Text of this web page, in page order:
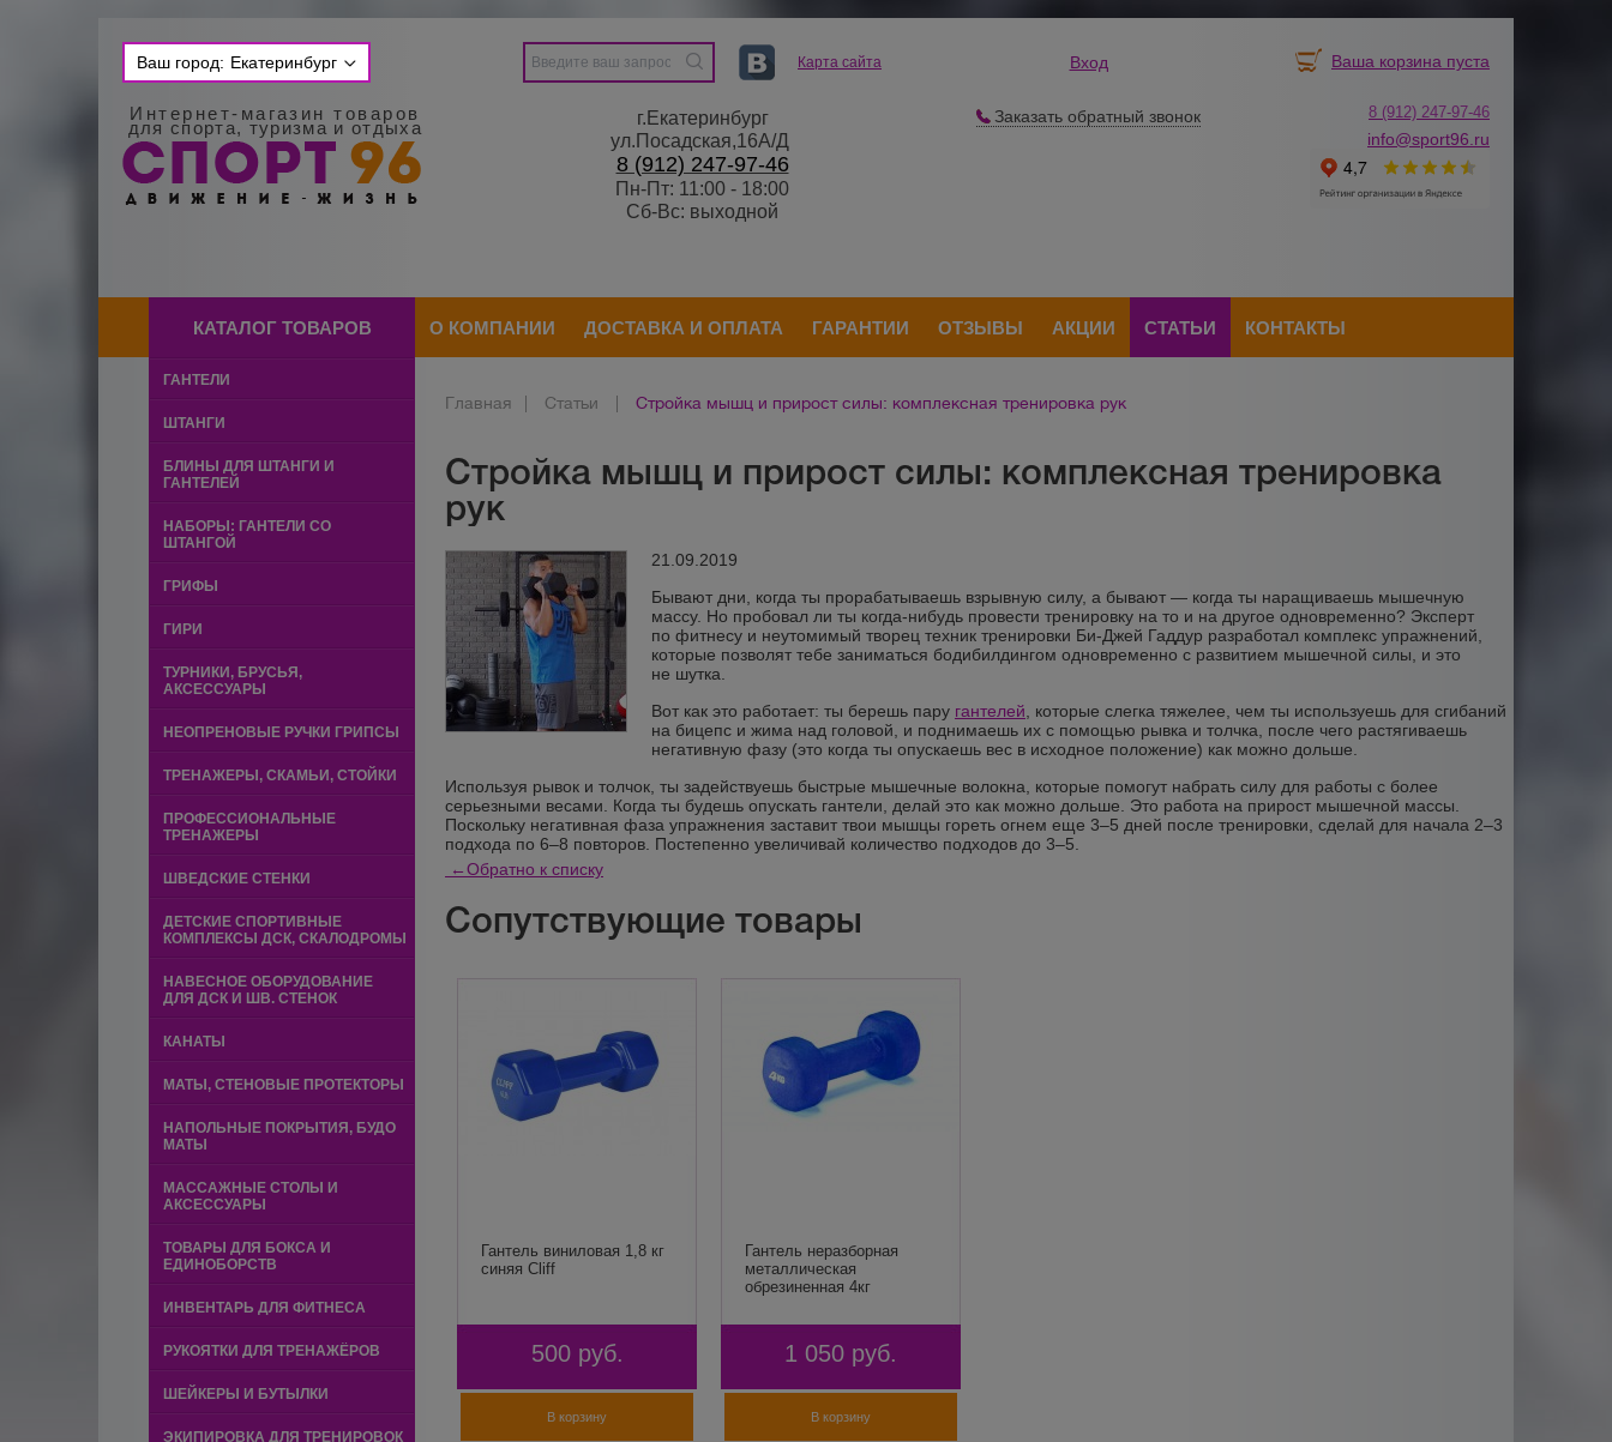
Ваш город: Екатеринбург
Интернет-магазин товаров
для спорта, туризма и отдыха
Карта сайта
г.Екатеринбург
ул.Посадская,16А/Д
8 (912) 247-97-46
Пн-Пт: 11:00 - 18:00
Сб-Вс: выходной
Вход
Заказать обратный звонок
Ваша корзина пуста
8 (912) 247-97-46
info@sport96.ru
КАТАЛОГ ТОВАРОВ О КОМПАНИИ ДОСТАВКА И ОПЛАТА ГАРАНТИИ ОТЗЫВЫ АКЦИИ СТАТЬИ КОНТАКТЫ
ГАНТЕЛИ
ШТАНГИ
БЛИНЫ ДЛЯ ШТАНГИ И
ГАНТЕЛЕЙ
НАБОРЫ: ГАНТЕЛИ СО
ШТАНГОЙ
ГРИФЫ
ГИРИ
ТУРНИКИ, БРУСЬЯ,
АКСЕССУАРЫ
НЕОПРЕНОВЫЕ РУЧКИ ГРИПСЫ
ТРЕНАЖЕРЫ, СКАМЬИ, СТОЙКИ
ПРОФЕССИОНАЛЬНЫЕ
ТРЕНАЖЕРЫ
ШВЕДСКИЕ СТЕНКИ
ДЕТСКИЕ СПОРТИВНЫЕ
КОМПЛЕКСЫ ДСК, СКАЛОДРОМЫ
НАВЕСНОЕ ОБОРУДОВАНИЕ
ДЛЯ ДСК И ШВ. СТЕНОК
КАНАТЫ
МАТЫ, СТЕНОВЫЕ ПРОТЕКТОРЫ
НАПОЛЬНЫЕ ПОКРЫТИЯ, БУДО
МАТЫ
МАССАЖНЫЕ СТОЛЫ И
АКСЕССУАРЫ
ТОВАРЫ ДЛЯ БОКСА И
ЕДИНОБОРСТВ
ИНВЕНТАРЬ ДЛЯ ФИТНЕСА
РУКОЯТКИ ДЛЯ ТРЕНАЖЁРОВ
ШЕЙКЕРЫ И БУТЫЛКИ
ЭКИПИРОВКА ДЛЯ ТРЕНИРОВОК
Главная Статьи Стройка мышц и прирост силы: комплексная тренировка рук
Стройка мышц и прирост силы: комплексная тренировка
рук
21.09.2019
Бывают дни, когда ты прорабатываешь взрывную силу, а бывают — когда ты наращиваешь мышечную
массу. Но пробовал ли ты когда-нибудь провести тренировку на то и на другое одновременно? Эксперт
по фитнесу и неутомимый творец техник тренировки Би-Джей Гаддур разработал комплекс упражнений,
которые позволят тебе заниматься бодибилдингом одновременно с развитием мышечной силы, и это
не шутка.
Вот как это работает: ты берешь пару гантелей , которые слегка тяжелее, чем ты используешь для сгибаний
на бицепс и жима над головой, и поднимаешь их с помощью рывка и толчка, после чего растягиваешь
негативную фазу (это когда ты опускаешь вес в исходное положение) как можно дольше.
Используя рывок и толчок, ты задействуешь быстрые мышечные волокна, которые помогут набрать силу для работы с более
серьезными весами. Когда ты будешь опускать гантели, делай это как можно дольше. Это работа на прирост мышечной массы.
Поскольку негативная фаза упражнения заставит твои мышцы гореть огнем еще 3–5 дней после тренировки, сделай для начала 2–3
подхода по 6–8 повторов. Постепенно увеличивай количество подходов до 3–5.
←Обратно к списку
Сопутствующие товары
Гантель виниловая 1,8 кг
синяя Cliff
500 руб.
В корзину
Гантель неразборная
металлическая
обрезиненная 4кг
1 050 руб.
В корзину